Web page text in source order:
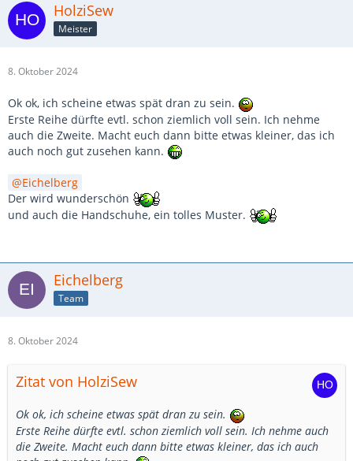
HolziSew
Meister
8. Oktober 2024
Ok ok, ich scheine etwas spät dran zu sein.
Erste Reihe dürfte evtl. schon ziemlich voll sein. Ich nehme
auch die Zweite. Macht euch dann bitte etwas kleiner, das ich
auch noch gut zusehen kann.
Eichelberg
Der wird wunderschön
und auch die Handschuhe, ein tolles Muster.
Eichelberg
Team
8. Oktober 2024
Zitat von HolziSew
Ok ok, ich scheine etwas spät dran zu sein.
Erste Reihe dürfte evtl. schon ziemlich voll sein. Ich nehme auch
die Zweite. Macht euch dann bitte etwas kleiner, das ich auch